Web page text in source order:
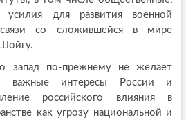
для развития военной
со сложившейся в мире
запад по-прежнему не желает
важные интересы России и
российского влияния в
как угрозу национальной и